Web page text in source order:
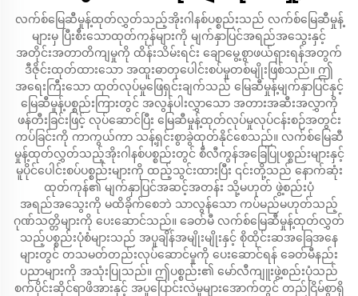
လက်စ်မြေဆီမှုန့်ထုတ်လွှတ်သည့်အိုးဂါနစ်ပစ္စည်းသည် လက်စ်မြေဆီမှုန့်
များမှ ပြီးစီးသောထုတ်ကုန်များကို မျက်နှာပြင်အရည်အသွေးနှင့်
အတိုင်းအတာတိကျမှုကို ထိန်းသိမ်းရင်း ချောမွေ့စွာဖယ်ရှားရန်အတွက်
ဒီဇိုင်းထုတ်ထားသော အထူးဓာတုပေါင်းစပ်မှုတစ်မျိုးဖြစ်သည်။ ဤ
အရေးကြီးသော ထုတ်လုပ်မှုဖြေရှင်းချက်သည် မြေဆီမှုန့်မျက်နှာပြင်နှင့်
မြေဆီမှုန့်ပစ္စည်းကြားတွင် အလွန်ပါးလွှာသော အတားအဆီးအလွှာကို
ဖန်တီးခြင်းဖြင့် လုပ်ဆောင်ပြီး မြေဆီမှုန့်ထုတ်လုပ်မှုလုပ်ငန်းစဉ်အတွင်း
ကပ်ခြင်းကို ကာကွယ်ကာ သန့်ရှင်းစွာခွဲထုတ်နိုင်စေသည်။ လက်စ်မြေဆီ
မှုန့်ထုတ်လွှတ်သည့်အိုးဂါနစ်ပစ္စည်းတွင် စီလီကွန်အခြေပြုပစ္စည်းများနှင့်
မူပိုင်ပေါင်းစပ်ပစ္စည်းများကို ထည့်သွင်းထားပြီး ၎င်းတို့သည် နောက်ဆုံး
ထုတ်ကုန်၏ မျက်နှာပြင်အဆင့်အတန်း သို့မဟုတ် ဖွဲ့စည်းပုံ
အရည်အသွေးကို မထိခိုက်စေဘဲ သာလွန်သော ကပ်မည်မဟုတ်သည့်
ဂုဏ်သတ္တိများကို ပေးဆောင်သည်။ ခေတ်မီ လက်စ်မြေဆီမှုန့်ထုတ်လွှတ်
သည့်ပစ္စည်းပုံစံများသည် အပူချိန်အမျိုးမျိုးနှင့် စိုထိုင်းဆအခြေအနေ
များတွင် တသမတ်တည်းလုပ်ဆောင်မှုကို ပေးဆောင်ရန် ခေတ်မီနည်း
ပညာများကို အသုံးပြုသည်။ ဤပစ္စည်း၏ မော်လီကျူးဖွဲ့စည်းပုံသည်
စက်ပိုင်းဆိုင်ရာဖိအားနှင့် အပူပြောင်းလဲမှုများအောက်တွင် တည်ငြိမ်စွာရှိ